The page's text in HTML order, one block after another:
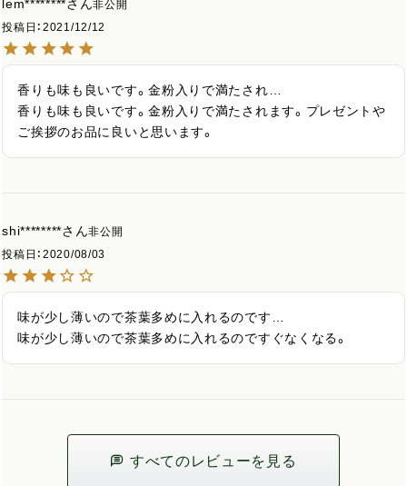
lem********
非公開
投稿日
2021/12/12
香りも味も良いです。金粉入りで満たされ…
香りも味も良いです。金粉入りで満たされます。プレゼントや
ご挨拶のお品に良いと思います。
shi********
非公開
投稿日
2020/08/03
味が少し薄いので茶葉多めに入れるのです…
味が少し薄いので茶葉多めに入れるのですぐなくなる。
すべてのレビューを見る